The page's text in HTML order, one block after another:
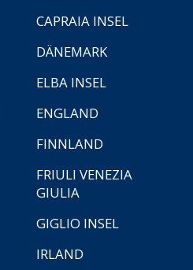
CAPRAIA INSEL
DÄNEMARK
ELBA INSEL
ENGLAND
FINNLAND
FRIULI VENEZIA
GIULIA
GIGLIO INSEL
IRLAND